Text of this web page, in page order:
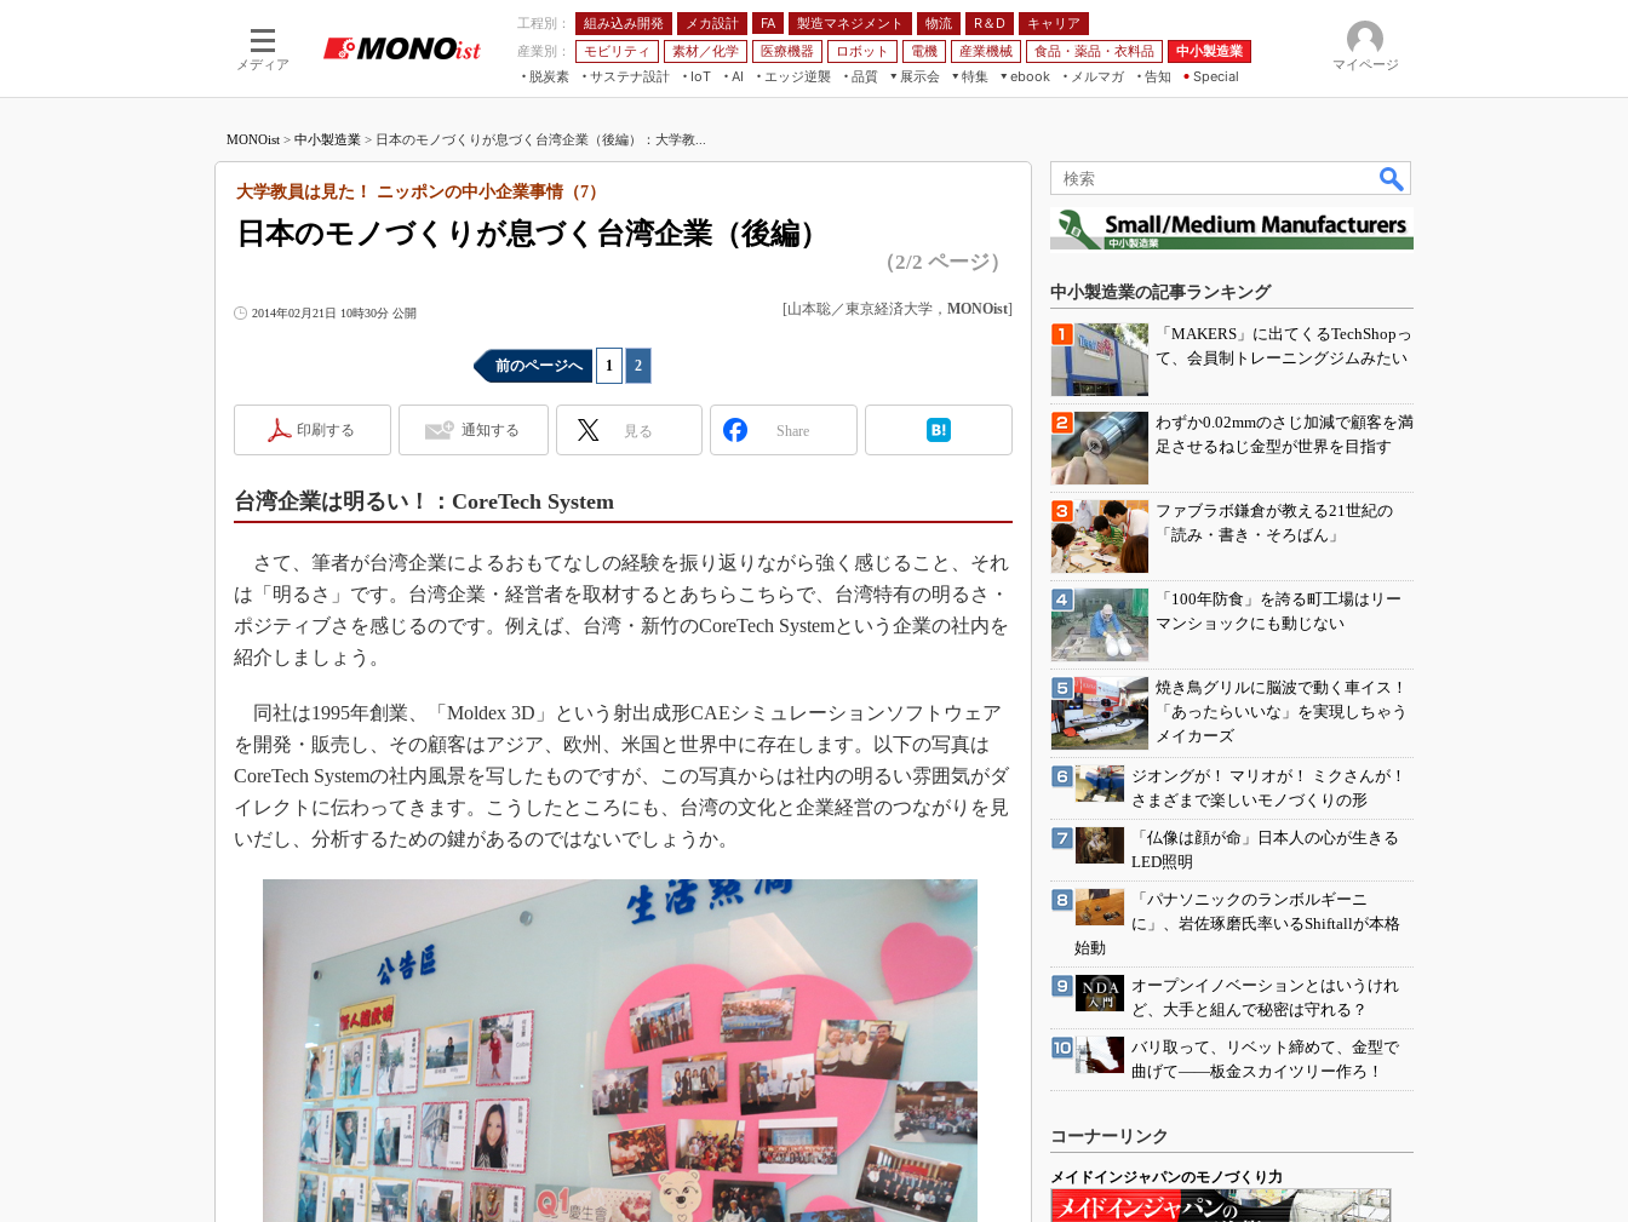
メディア
工程別： 組み込み開発 メカ設計 FA 製造マネジメント 物流 R＆D
キャリア
産業別：
モビリティ 素材／化学 医療機器 ロボット 電機 産業機械 食品・薬品・衣料品
中小製造業
脱炭素
サステナ設計
IoT
つながる工場
つながるサービス
AI
AI×設備保全
Physical AI
エッジ逆襲 品質
展示会
JIMTOF
IIFES
ジャパンモビリティショー
スマート工場EXPO
EdgeTech+
産業オープンネット展
特集
VR／AR
フィールドサービス
Windows Embedded
車載ソフト開発
3Dプリンタ
デジタルツインとCAE
S＆OP
製造業ビッグデータ
メイドインジャパン
植物工場
知財マネジメント
海外生産
グローバル設計・開発
制御セキュリティ
新型コロナへの対応
ebook
FA
モビリティ
メルマガ
告知 Special
マイページ
MONOist > 中小製造業 > 日本のモノづくりが息づく台湾企業（後編）：大学教...
日本のモノづくりが息づく台湾企業（後編）
大学教員は見た！ ニッポンの中小企業事情（7）
（2/2 ページ）
2014年02月21日 10時30分 公開 [山本聡／東京経済大学， MONOist]
前のページへ 1 2
印刷する 通知する 見る Share
台湾企業は明るい！：CoreTech System
さて、筆者が台湾企業によるおもてなしの経験を振り返りながら強く感じること、それ
は「明るさ」です。台湾企業・経営者を取材するとあちらこちらで、台湾特有の明るさ・
ポジティブさを感じるのです。例えば、台湾・新竹のCoreTech Systemという企業の社内を
紹介しましょう。
同社は1995年創業、「Moldex 3D」という射出成形CAEシミュレーションソフトウェア
を開発・販売し、その顧客はアジア、欧州、米国と世界中に存在します。以下の写真は
CoreTech Systemの社内風景を写したものですが、この写真からは社内の明るい雰囲気がダ
イレクトに伝わってきます。こうしたところにも、台湾の文化と企業経営のつながりを見
いだし、分析するための鍵があるのではないでしょうか。
中小製造業の記事ランキング
「MAKERS」に出てくるTechShopっ
て、会員制トレーニングジムみたい
わずか0.02mmのさじ加減で顧客を満
足させるねじ金型が世界を目指す
ファブラボ鎌倉が教える21世紀の
「読み・書き・そろばん」
「100年防食」を誇る町工場はリー
マンショックにも動じない
焼き鳥グリルに脳波で動く車イス！
「あったらいいな」を実現しちゃう
メイカーズ
ジオングが！ マリオが！ ミクさんが！
さまざまで楽しいモノづくりの形
「仏像は顔が命」日本人の心が生きる
LED照明
「パナソニックのランボルギーニ
に」、岩佐琢磨氏率いるShiftallが本格
始動
オープンイノベーションとはいうけれ
ど、大手と組んで秘密は守れる？
バリ取って、リベット締めて、金型で
曲げて――板金スカイツリー作ろ！
コーナーリンク
メイドインジャパンのモノづくり力